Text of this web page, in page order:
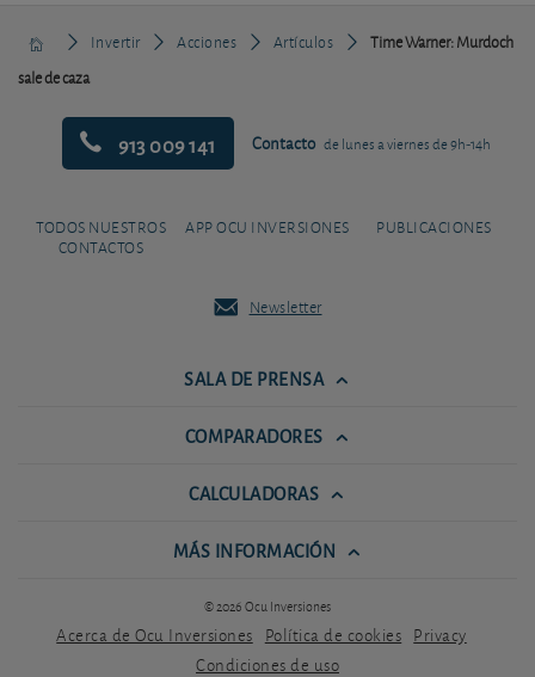
Invertir Acciones Artículos
Time Warner: Murdoch
sale de caza
913 009 141 Contacto de lunes a viernes de 9h-14h
TODOS NUESTROS
CONTACTOS
APP OCU INVERSIONES PUBLICACIONES
Newsletter
SALA DE PRENSA
COMPARADORES
CALCULADORAS
MÁS INFORMACIÓN
© 2026 Ocu Inversiones
Acerca de Ocu Inversiones Política de cookies Privacy
Condiciones de uso